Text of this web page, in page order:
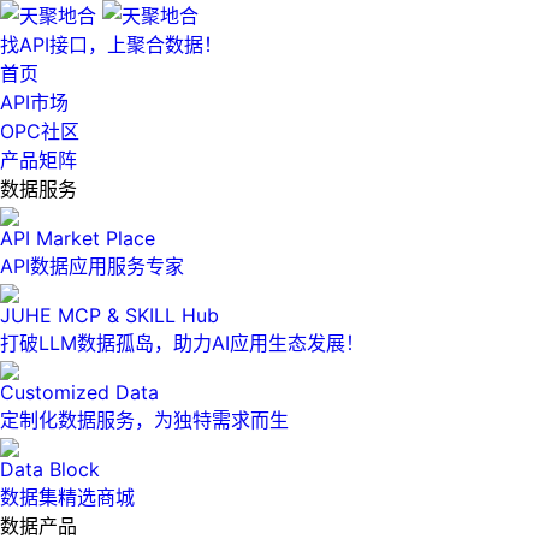
找API接口，上聚合数据！
首页
API市场
OPC社区
产品矩阵
数据服务
API Market Place
API数据应用服务专家
JUHE MCP & SKILL Hub
打破LLM数据孤岛，助力AI应用生态发展！
Customized Data
定制化数据服务，为独特需求而生
Data Block
数据集精选商城
数据产品